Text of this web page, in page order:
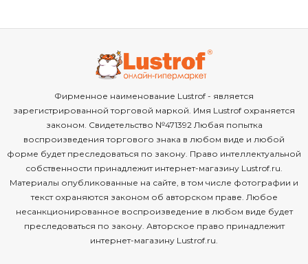
Фирменное наименование Lustrof - является
зарегистрированной торговой маркой. Имя Lustrof охраняется
законом. Свидетельство №471392 Любая попытка
воспроизведения торгового знака в любом виде и любой
форме будет преследоваться по закону. Право интеллектуальной
собственности принадлежит интернет-магазину Lustrof.ru.
Материалы опубликованные на сайте, в том числе фотографии и
текст охраняются законом об авторском праве. Любое
несанкционированное воспроизведение в любом виде будет
преследоваться по закону. Авторское право принадлежит
интернет-магазину Lustrof.ru.